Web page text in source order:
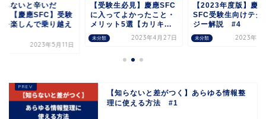
らないと辛いだ
】【慶應SFC】受験
を楽しんで乗り越え
2023年5月11日
未分類
【受験生必見】慶應SFC
に入ってよかったこと・
メリット5選【カリキ...
2023年4月27日 未分類
【2023年度版】慶應
SFC受験生向けテク
ジー解説 #4
2023年5
【知らないと差がつく】あらゆる情報整
理に使える方法 #1